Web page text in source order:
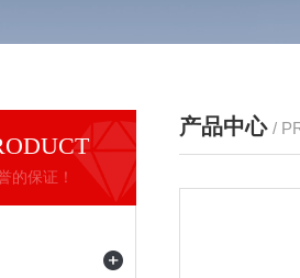
的保证！
产品中心 /